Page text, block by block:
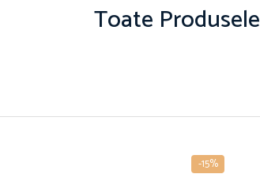
Toate Produsele
-15%